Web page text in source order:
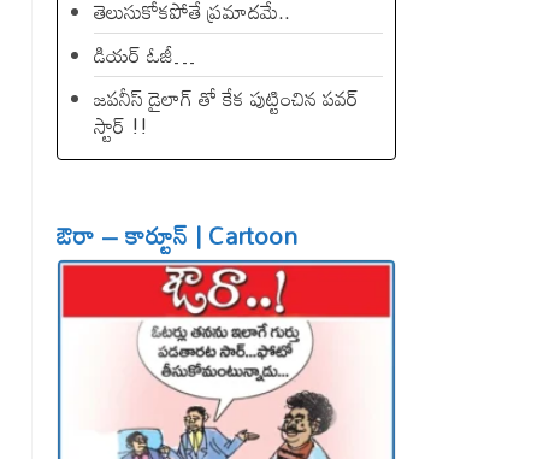
తెలుసుకోకపోతే ప్రమాదమే..
డియ‌ర్ ఓజీ…
జపనీస్ డైలాగ్ తో కేక పుట్టించిన ప‌వ‌ర్
స్టార్ !!
ఔరా – కార్టూన్ | Cartoon